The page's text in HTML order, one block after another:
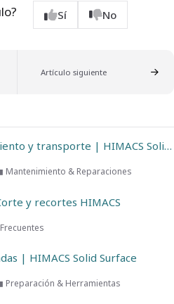
Sí No
Artículo siguiente
4. Manipulación, almacenamiento y transporte | HIMACS Solid Surface
Mantenimiento & Reparaciones
y recortes HIMACS
| HIMACS Solid Surface
Preparación & Herramientas